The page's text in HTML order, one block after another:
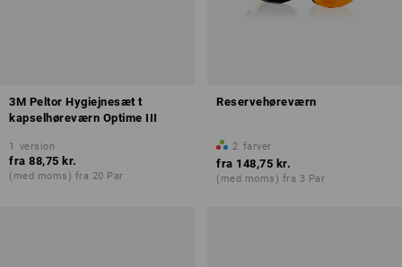
3M Peltor Hygiejnesæt t
kapselhøreværn Optime III
1 version
fra 88,75 kr.
(med moms) fra 20 Par
Reservehøreværn
2 farver
fra 148,75 kr.
(med moms) fra 3 Par